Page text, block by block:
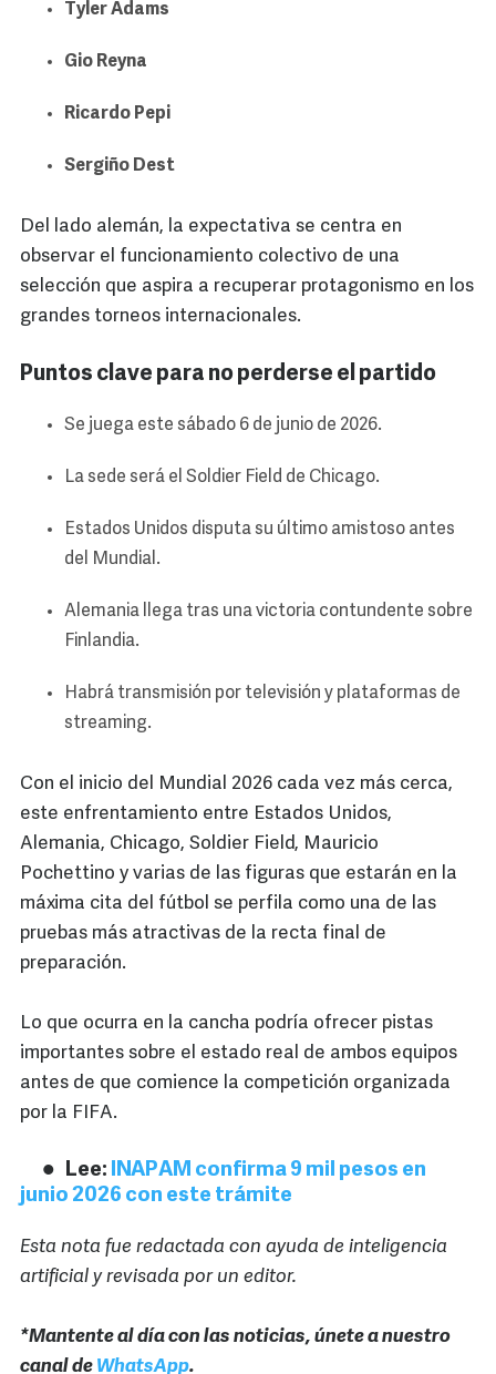
Tyler Adams
Gio Reyna
Ricardo Pepi
Sergiño Dest
Del lado alemán, la expectativa se centra en
observar el funcionamiento colectivo de una
selección que aspira a recuperar protagonismo en los
grandes torneos internacionales.
Puntos clave para no perderse el partido
Se juega este sábado 6 de junio de 2026.
La sede será el Soldier Field de Chicago.
Estados Unidos disputa su último amistoso antes
del Mundial.
Alemania llega tras una victoria contundente sobre
Finlandia.
Habrá transmisión por televisión y plataformas de
streaming.
Con el inicio del Mundial 2026 cada vez más cerca,
este enfrentamiento entre Estados Unidos,
Alemania, Chicago, Soldier Field, Mauricio
Pochettino y varias de las figuras que estarán en la
máxima cita del fútbol se perfila como una de las
pruebas más atractivas de la recta final de
preparación.
Lo que ocurra en la cancha podría ofrecer pistas
importantes sobre el estado real de ambos equipos
antes de que comience la competición organizada
por la FIFA.
Lee: INAPAM confirma 9 mil pesos en
junio 2026 con este trámite
Esta nota fue redactada con ayuda de inteligencia
artificial y revisada por un editor.
*Mantente al día con las noticias, únete a nuestro
canal de WhatsApp.